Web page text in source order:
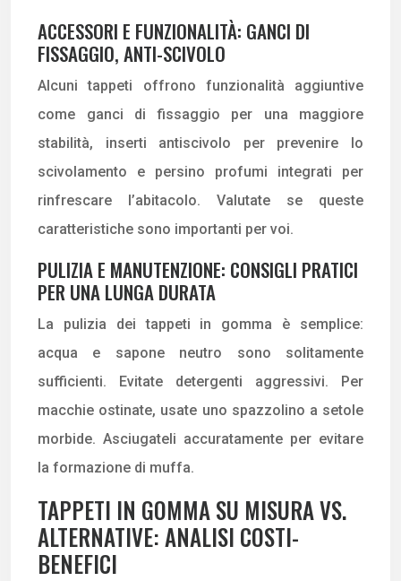
ACCESSORI E FUNZIONALITÀ: GANCI DI
FISSAGGIO, ANTI-SCIVOLO
Alcuni tappeti offrono funzionalità aggiuntive
come ganci di fissaggio per una maggiore
stabilità, inserti antiscivolo per prevenire lo
scivolamento e persino profumi integrati per
rinfrescare l’abitacolo. Valutate se queste
caratteristiche sono importanti per voi.
PULIZIA E MANUTENZIONE: CONSIGLI PRATICI
PER UNA LUNGA DURATA
La pulizia dei tappeti in gomma è semplice:
acqua e sapone neutro sono solitamente
sufficienti. Evitate detergenti aggressivi. Per
macchie ostinate, usate uno spazzolino a setole
morbide. Asciugateli accuratamente per evitare
la formazione di muffa.
TAPPETI IN GOMMA SU MISURA VS.
ALTERNATIVE: ANALISI COSTI-
BENEFICI